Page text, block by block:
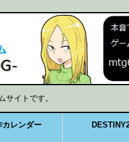
イトです。
カレンダー